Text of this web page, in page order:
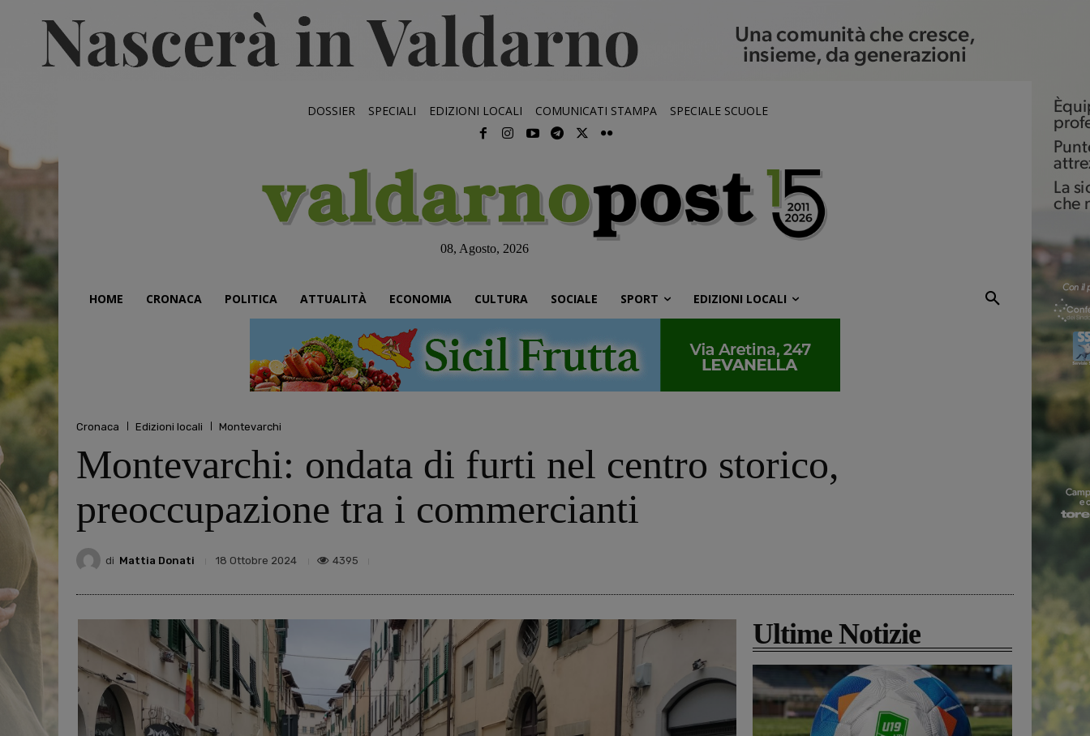
DOSSIER SPECIALI EDIZIONI LOCALI COMUNICATI STAMPA SPECIALE SCUOLE
08, Agosto, 2026
HOME CRONACA POLITICA ATTUALITÀ ECONOMIA CULTURA SOCIALE SPORT EDIZIONI LOCALI
Cronaca Edizioni locali Montevarchi
Montevarchi: ondata di furti nel centro storico,
preoccupazione tra i commercianti
di Mattia Donati 18 Ottobre 2024 4395
Ultime Notizie